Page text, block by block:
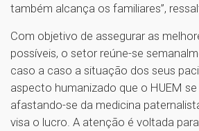
também alcança os familiares”,
Com objetivo de assegurar as
possíveis, o setor reúne-se
caso a caso a situação dos seus
aspecto humanizado que o HUEM
afastando-se da medicina
visa o lucro. A atenção é voltada